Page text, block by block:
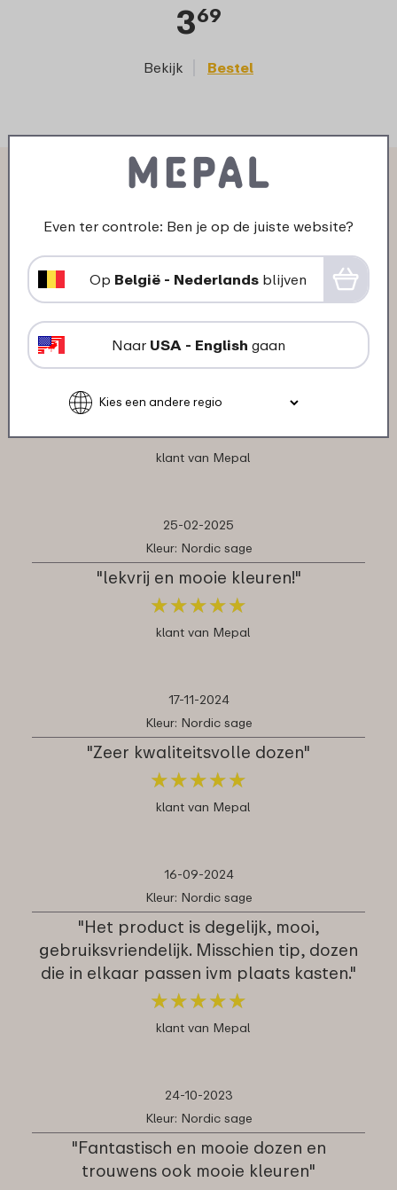
369
Bekijk Bestel
Wat anderen zeggen over
Multikom Cirqula rechthoekig
500 ml:
06-03-2025
Kleur: Nordic blue
stapelbaar in de vriezer, top product"
★★★★★
★★★★★
klant van Mepal
25-02-2025
Kleur: Nordic sage
"lekvrij en mooie kleuren!"
★★★★★
★★★★★
klant van Mepal
17-11-2024
Kleur: Nordic sage
"Zeer kwaliteitsvolle dozen"
★★★★★
★★★★★
klant van Mepal
16-09-2024
Kleur: Nordic sage
"Het product is degelijk, mooi,
gebruiksvriendelijk. Misschien tip, dozen
die in elkaar passen ivm plaats kasten."
★★★★★
★★★★★
klant van Mepal
24-10-2023
Kleur: Nordic sage
"Fantastisch en mooie dozen en
trouwens ook mooie kleuren"
Even ter controle: Ben je op de juiste website?
Op België - Nederlands blijven
Naar USA - English gaan